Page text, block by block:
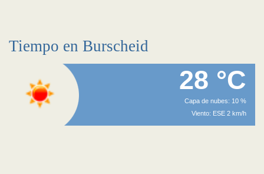
Tiempo en Burscheid
28 °C
Capa de nubes: 10 %
Viento: ESE 2 km/h